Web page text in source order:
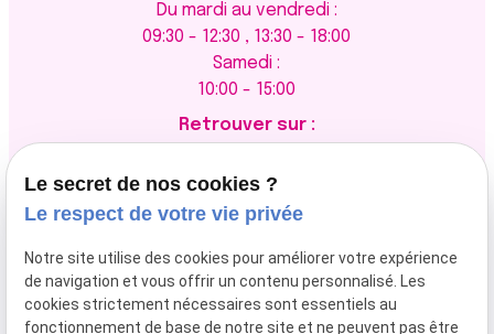
Du mardi au vendredi :
09:30 - 12:30 , 13:30 - 18:00
Samedi :
10:00 - 15:00
Retrouver sur :
Newsletter
Le secret de nos cookies ?
Le respect de votre vie privée
Notre site utilise des cookies pour améliorer votre expérience
de navigation et vous offrir un contenu personnalisé. Les
cookies strictement nécessaires sont essentiels au
fonctionnement de base de notre site et ne peuvent pas être